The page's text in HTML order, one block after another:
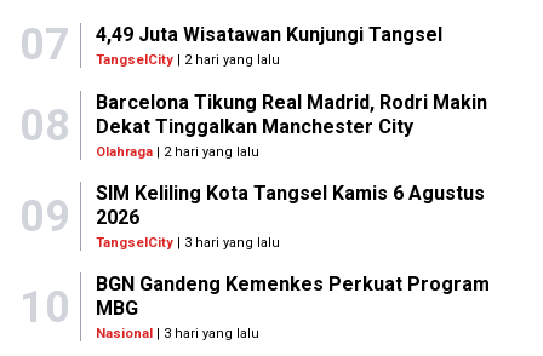
07 4,49 Juta Wisatawan Kunjungi Tangsel
TangselCity | 2 hari yang lalu
08
Barcelona Tikung Real Madrid, Rodri Makin
Dekat Tinggalkan Manchester City
Olahraga| 2 hari yang lalu
09
SIM Keliling Kota Tangsel Kamis 6 Agustus
2026
TangselCity| 3 hari yang lalu
10
BGN Gandeng Kemenkes Perkuat Program
MBG
Nasional| 3 hari yang lalu